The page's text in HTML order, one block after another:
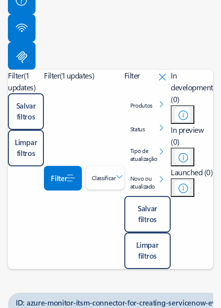
Filter(1
updates)
Salvar
filtros
Limpar
filtros
Filter(1 updates)
Filter Classificar
Filter
Produtos
Status
Tipo de
atualização
Novo ou
atualizado
Salvar
filtros
Limpar
filtros
In
development
(0)
In preview
(0)
Launched (0)
ID: azure-monitor-itsm-connector-for-creating-servicenow-